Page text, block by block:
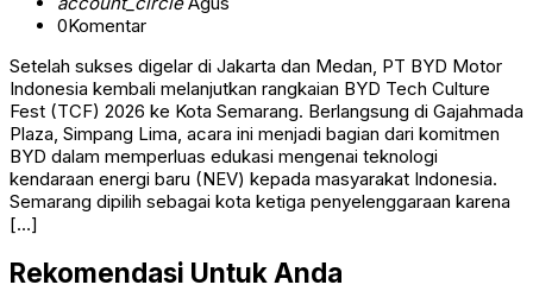
0Komentar
Setelah sukses digelar di Jakarta dan Medan, PT BYD Motor
Indonesia kembali melanjutkan rangkaian BYD Tech Culture
Fest (TCF) 2026 ke Kota Semarang. Berlangsung di Gajahmada
Plaza, Simpang Lima, acara ini menjadi bagian dari komitmen
BYD dalam memperluas edukasi mengenai teknologi
kendaraan energi baru (NEV) kepada masyarakat Indonesia.
Semarang dipilih sebagai kota ketiga penyelenggaraan karena
[…]
Rekomendasi Untuk Anda